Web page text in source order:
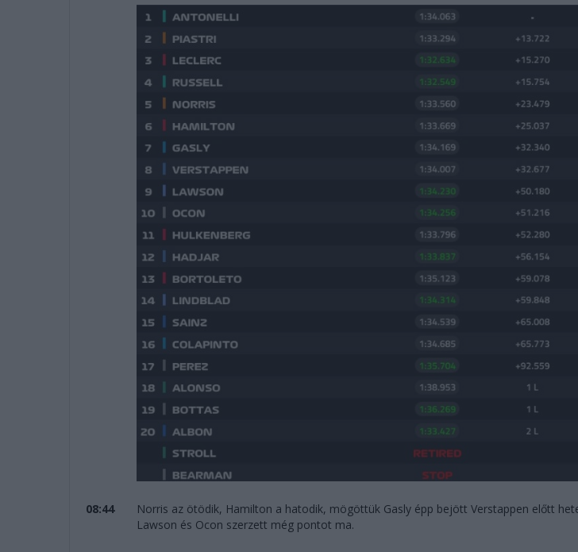
08:44
Norris az ötödik, Hamilton a hatodik, mögöttük Gasly épp bejött Verstappen előtt
Lawson és Ocon szerzett még pontot ma.